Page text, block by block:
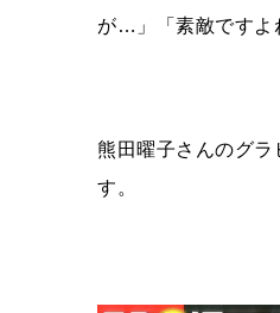
が…」「素敵ですよ
熊田曜子さんのグ
す。